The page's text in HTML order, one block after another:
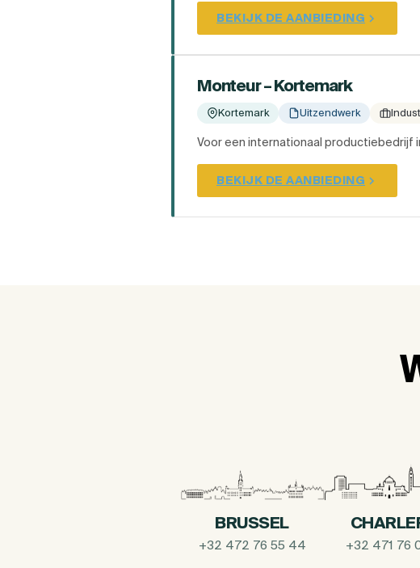
BEKIJK DE AANBIEDING
Monteur – Kortemark
Kortemark Uitzendwerk
Voor een internationaal productiebedrijf
BEKIJK DE AANBIEDING
BRUSSEL
+32 472 76 55 44 +32 471 76